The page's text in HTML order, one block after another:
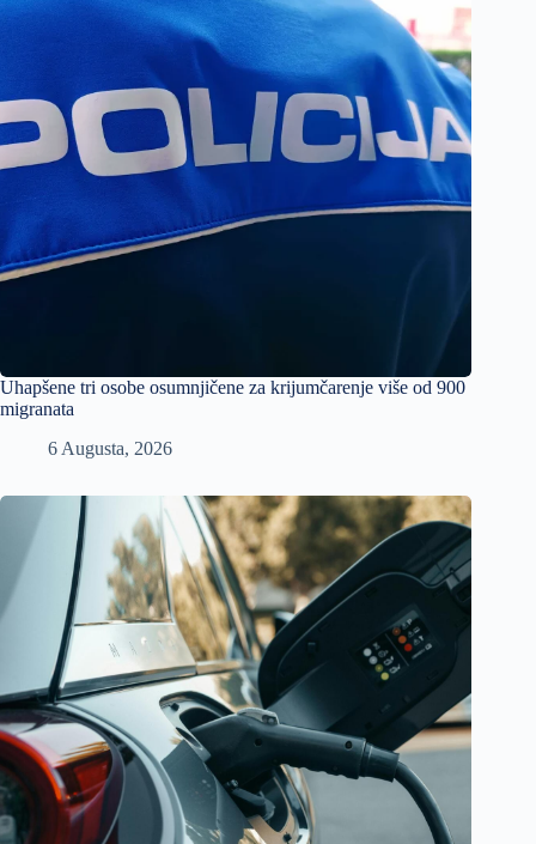
Uhapšene tri osobe osumnjičene za krijumčarenje više od 900
migranata
6 Augusta, 2026